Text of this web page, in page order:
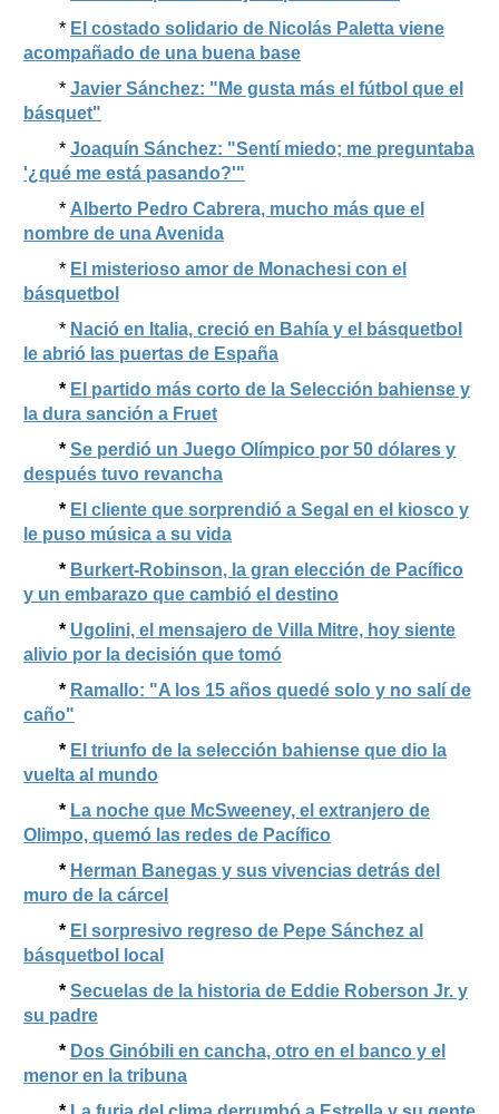
* El costado solidario de Nicolás Paletta viene
acompañado de una buena base
* Javier Sánchez: "Me gusta más el fútbol que el
básquet"
* Joaquín Sánchez: "Sentí miedo; me preguntaba
'¿qué me está pasando?'"
* Alberto Pedro Cabrera, mucho más que el
nombre de una Avenida
* El misterioso amor de Monachesi con el
básquetbol
* Nació en Italia, creció en Bahía y el básquetbol
le abrió las puertas de España
* El partido más corto de la Selección bahiense y
la dura sanción a Fruet
* Se perdió un Juego Olímpico por 50 dólares y
después tuvo revancha
* El cliente que sorprendió a Segal en el kiosco y
le puso música a su vida
* Burkert-Robinson, la gran elección de Pacífico
y un embarazo que cambió el destino
* Ugolini, el mensajero de Villa Mitre, hoy siente
alivio por la decisión que tomó
* Ramallo: "A los 15 años quedé solo y no salí de
caño"
* El triunfo de la selección bahiense que dio la
vuelta al mundo
* La noche que McSweeney, el extranjero de
Olimpo, quemó las redes de Pacífico
* Herman Banegas y sus vivencias detrás del
muro de la cárcel
* El sorpresivo regreso de Pepe Sánchez al
básquetbol local
* Secuelas de la historia de Eddie Roberson Jr. y
su padre
* Dos Ginóbili en cancha, otro en el banco y el
menor en la tribuna